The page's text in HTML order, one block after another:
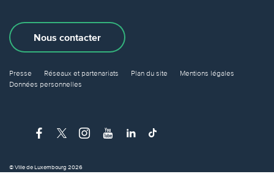
Nous contacter
Presse Réseaux et partenariats Plan du site
Mentions légales
Données personnelles
© Ville de Luxembourg 2026